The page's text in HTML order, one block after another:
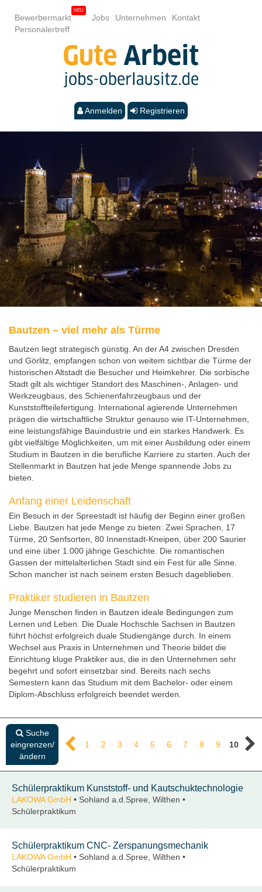
Bewerbermarkt Jobs Unternehmen
Kontakt
Personalertreff
Anmelden Registrieren
Bautzen – viel mehr als Türme
Bautzen liegt strategisch günstig. An der A4 zwischen Dresden
und Görlitz, empfangen schon von weitem sichtbar die Türme der
historischen Altstadt die Besucher und Heimkehrer. Die sorbische
Stadt gilt als wichtiger Standort des Maschinen-, Anlagen- und
Werkzeugbaus, des Schienenfahrzeugbaus und der
Kunststoffteilefertigung. International agierende Unternehmen
prägen die wirtschaftliche Struktur genauso wie IT-Unternehmen,
eine leistungsfähige Bauindustrie und ein starkes Handwerk. Es
gibt vielfältige Möglichkeiten, um mit einer Ausbildung oder einem
Studium in Bautzen in die berufliche Karriere zu starten. Auch der
Stellenmarkt in Bautzen hat jede Menge spannende Jobs zu
bieten.
Anfang einer Leidenschaft
Ein Besuch in der Spreestadt ist häufig der Beginn einer großen
Liebe. Bautzen hat jede Menge zu bieten: Zwei Sprachen, 17
Türme, 20 Senfsorten, 80 Innenstadt-Kneipen, über 200 Saurier
und eine über 1.000 jährige Geschichte. Die romantischen
Gassen der mittelalterlichen Stadt sind ein Fest für alle Sinne.
Schon mancher ist nach seinem ersten Besuch dageblieben.
Praktiker studieren in Bautzen
Junge Menschen finden in Bautzen ideale Bedingungen zum
Lernen und Leben. Die Duale Hochschle Sachsen in Bautzen
führt höchst erfolgreich duale Studiengänge durch. In einem
Wechsel aus Praxis in Unternehmen und Theorie bildet die
Einrichtung kluge Praktiker aus, die in den Unternehmen sehr
begehrt und sofort einsetzbar sind. Bereits nach sechs
Semestern kann das Studium mit dem Bachelor- oder einem
Diplom-Abschluss erfolgreich beendet werden.
Suche
eingrenzen/
ändern
1 2 3 4 5 6 7 8 9 10
Schülerpraktikum Kunststoff- und Kautschuktechnologie
LAKOWA GmbH • Sohland a.d.Spree, Wilthen •
Schülerpraktikum
Schülerpraktikum CNC- Zerspanungsmechanik
LAKOWA GmbH • Sohland a.d.Spree, Wilthen •
Schülerpraktikum